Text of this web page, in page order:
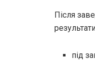
Після
під